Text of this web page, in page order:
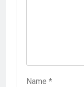
Name *